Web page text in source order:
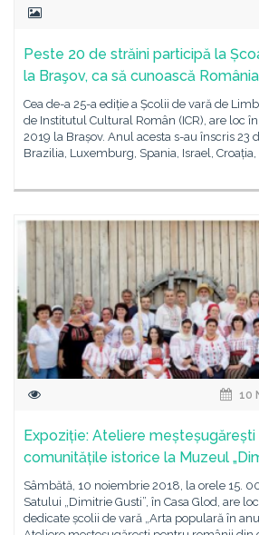
Peste 20 de străini participă la
la Braşov, ca să cunoască România
Cea de-a 25-a ediție a Școlii de vară de
de Institutul Cultural Român (ICR), are loc
2019 la Brașov. Anul acesta s-au înscris 23
Brazilia, Luxemburg, Spania, Israel,
10
Expoziție: Ateliere
comunitățile istorice la Muzeul
Sâmbătă, 10 noiembrie 2018, la orele 15.
Satului „Dimitrie Gusti”, în Casa Glod, are
dedicate școlii de vară „Arta populară în